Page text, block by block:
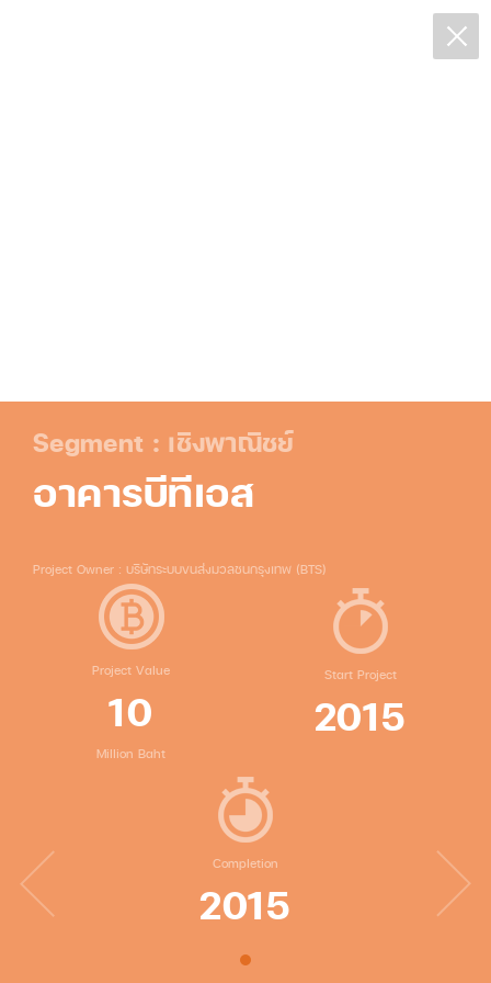
Segment : เชิงพาณิชย์
อาคารบีทีเอส
Project Owner : บริษัทระบบขนส่งมวลชนกรุงเทพ (BTS)
Project Value
10
Million Baht
Start Project
2015
Completion
2015